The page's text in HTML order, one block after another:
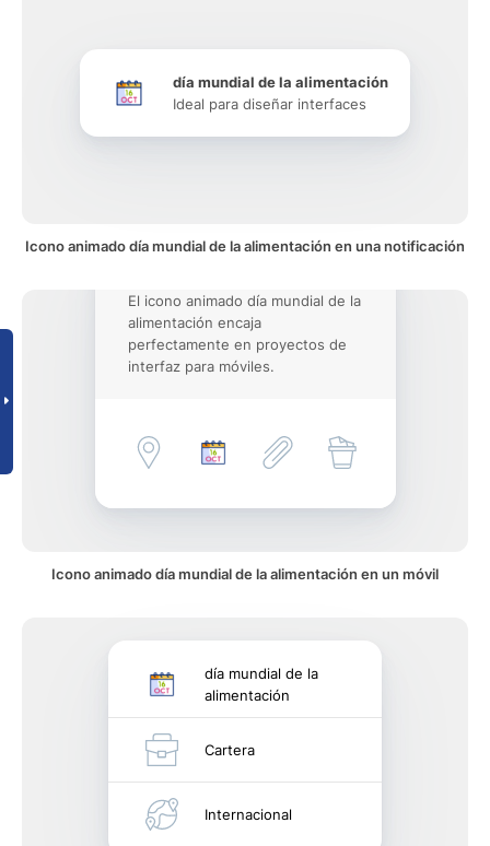
día mundial de la alimentación
Ideal para diseñar interfaces
Icono animado día mundial de la alimentación en una notificación
El icono animado día mundial de la
alimentación encaja
perfectamente en proyectos de
interfaz para móviles.
Icono animado día mundial de la alimentación en un móvil
día mundial de la
alimentación
Cartera
Internacional